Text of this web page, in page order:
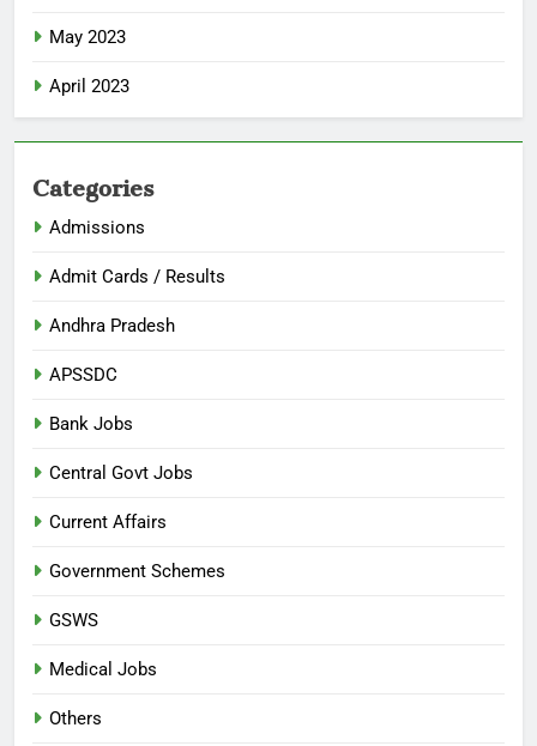
May 2023
April 2023
Categories
Admissions
Admit Cards / Results
Andhra Pradesh
APSSDC
Bank Jobs
Central Govt Jobs
Current Affairs
Government Schemes
GSWS
Medical Jobs
Others